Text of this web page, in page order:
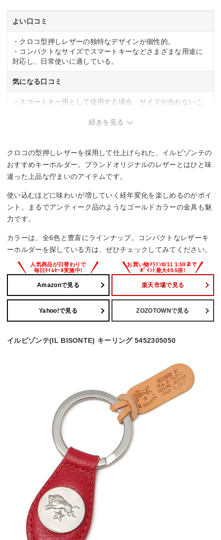
よい口コミ
・クロコ型押しレザーの独特なデザインが個性的。
・コンパクトなサイズでスマートキーなどさまざまな用途に
対応し、日常使いに適している。
気になる口コミ
・スマートキー用として使用する場合、サイズが合わないこ
続きを見る
クロコの型押しレザーを採用して仕上げられた、イルビゾンテの
おすすめキーホルダー。ブランドオリジナルのレザーとはひと味
違った上品な佇まいのアイテムです。
使い込むほどに味わいが増していく経年変化を楽しめるのがポイ
ント。まるでアンティーク品のようなゴールドカラーの金具も魅
力です。
カラーは、全6色と豊富にラインナップ。コンパクトなレザーキ
ーホルダーを探している方は、ぜひチェックしてみてください。
Amazonで見る 楽天市場で見る
Yahoo!で見る ZOZOTOWNで見る
イルビゾンテ(IL BISONTE) キーリング 5452305050